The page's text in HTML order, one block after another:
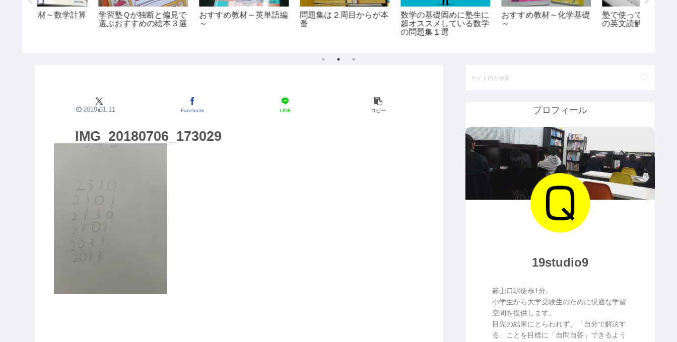
学習塾Ｑが独断と偏見で
選ぶおすすめの絵本３選
おすすめ教材～英単語編
～
問題集は２周目からが本
数学の基礎固めに塾生に
超オススメしている数学
おすすめ教材～化学基礎
～
塾で使っているおすすめ
の英文読解教材２選＋１
IMG_20180706_173029
X Facebook LINE コピー
2019.01.11 プロフィール
19studio9
篠山口駅徒歩1分。
小学生から大学受験生のために快適な学習
空間を提供します。
目先の結果にとらわれず、「自分で解決す
る」ことを目標に「自問自答」できるよう